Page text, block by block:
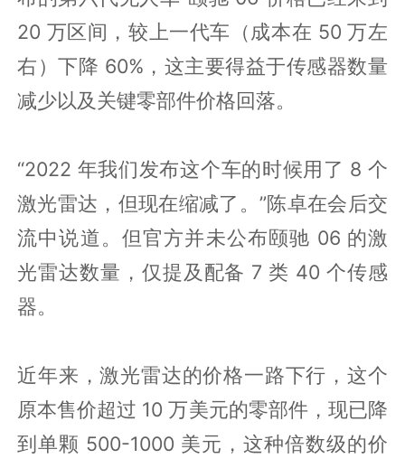
20 万区间，较上一代车（成本在 50 万左
右）下降 60%，这主要得益于传感器数量
减少以及关键零部件价格回落。
“2022 年我们发布这个车的时候用了 8 个
激光雷达，但现在缩减了。”陈卓在会后交
流中说道。但官方并未公布颐驰 06 的激
光雷达数量，仅提及配备 7 类 40 个传感
器。
近年来，激光雷达的价格一路下行，这个
原本售价超过 10 万美元的零部件，现已降
到单颗 500-1000 美元，这种倍数级的价